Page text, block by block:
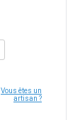
Vous êtes un
artisan ?